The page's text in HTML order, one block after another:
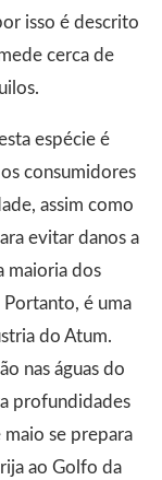
isso é descrito
cerca de
espécie é
consumidores
assim como
evitar danos a
maioria dos
Portanto, é uma
do Atum.
nas águas do
profundidades
maio se prepara
ao Golfo da